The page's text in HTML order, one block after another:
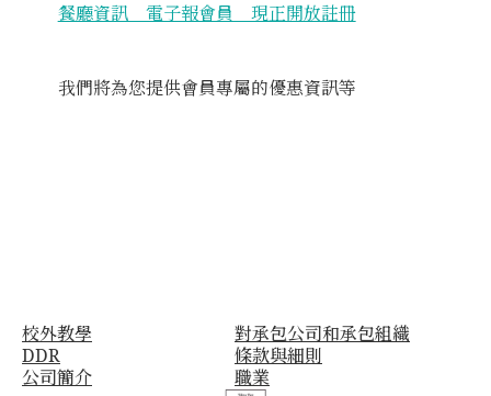
餐廳資訊 電子報會員 現正開放註冊
我們將為您提供會員專屬的優惠資訊等
校外教學
對承包公司和承包組織
DDR
條款與細則
公司簡介
職業